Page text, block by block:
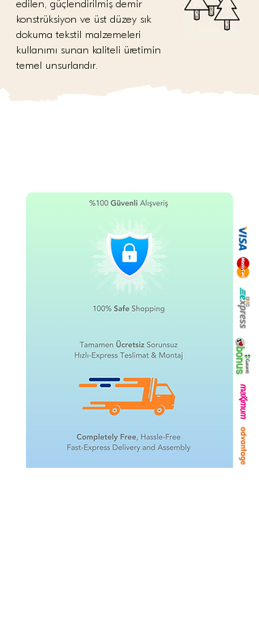
edilen, güçlendirilmiş demir
konstrüksiyon ve üst düzey sık
dokuma tekstil malzemeleri
kullanımı sunan kaliteli üretimin
temel unsurlarıdır.